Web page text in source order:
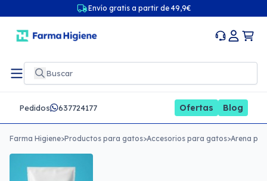
Envío gratis a partir de 49,9€
Pedidos 637724177 Ofertas Blog
Farma Higiene>Productos para gatos>Accesorios para gatos>Arena